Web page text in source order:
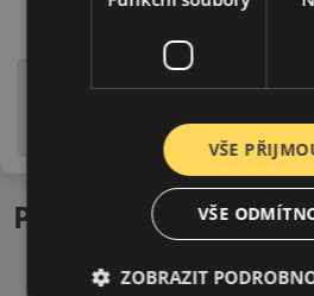
Upozornění! Hodnoty na štítku
is EU štítky ve smyslu dosud platné
Podobné produkty
VŠE
VŠE
ZOBRAZIT